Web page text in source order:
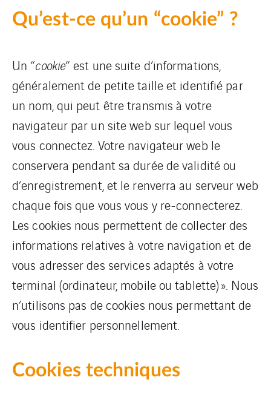
Qu’est-ce qu’un “cookie” ?
Un “cookie” est une suite d’informations,
généralement de petite taille et identifié par
un nom, qui peut être transmis à votre
navigateur par un site web sur lequel vous
vous connectez. Votre navigateur web le
conservera pendant sa durée de validité ou
d’enregistrement, et le renverra au serveur web
chaque fois que vous vous y re-connecterez.
Les cookies nous permettent de collecter des
informations relatives à votre navigation et de
vous adresser des services adaptés à votre
terminal (ordinateur, mobile ou tablette) ». Nous
n’utilisons pas de cookies nous permettant de
vous identifier personnellement.
Cookies techniques